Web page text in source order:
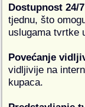
Dostupnost 24/7
tjednu, što
uslugama tvrtke
Povećanje
vidljivije na
kupaca.